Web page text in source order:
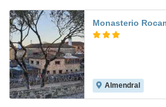
Monasterio
Almendral